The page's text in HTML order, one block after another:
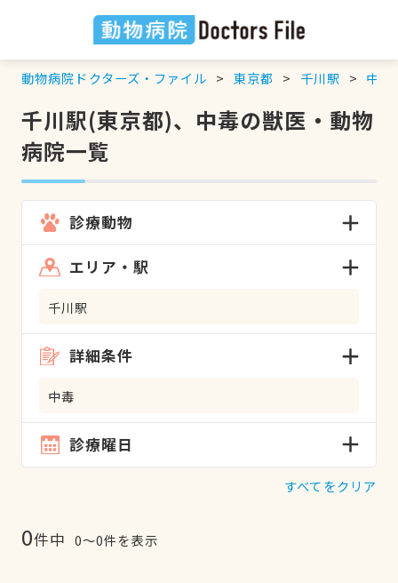
動物病院ドクターズ・ファイル 東京都 千川駅 中毒
千川駅(東京都)、中毒の獣医・動物
病院一覧
診療動物
エリア・駅
千川駅
詳細条件
中毒
診療曜日
すべてをクリア
0件中 0〜0件を表示